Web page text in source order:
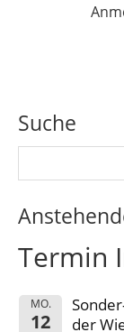
Suche
Termin
MO.
12
der